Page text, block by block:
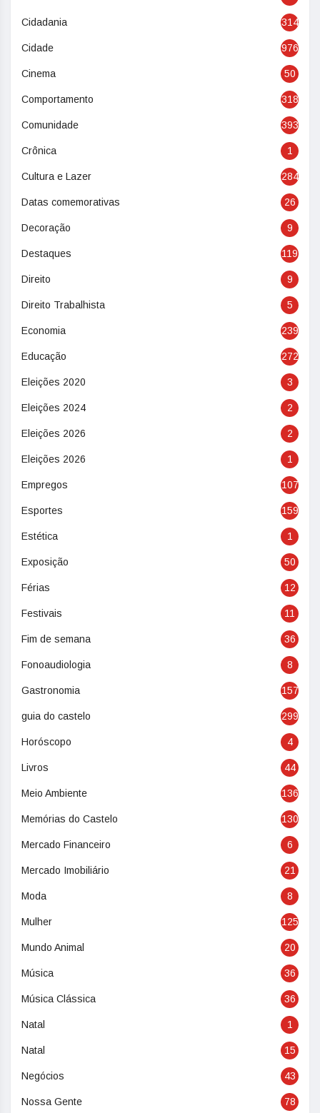
Cidadania 314
Cidade 976
Cinema 50
Comportamento 318
Comunidade 393
Crônica 1
Cultura e Lazer 284
Datas comemorativas 26
Decoração 9
Destaques 119
Direito 9
Direito Trabalhista 5
Economia 239
Educação 272
Eleições 2020 3
Eleições 2024 2
Eleições 2026 2
Eleições 2026 1
Empregos 107
Esportes 159
Estética 1
Exposição 50
Férias 12
Festivais 11
Fim de semana 36
Fonoaudiologia 8
Gastronomia 157
guia do castelo 299
Horóscopo 4
Livros 44
Meio Ambiente 136
Memórias do Castelo 130
Mercado Financeiro 6
Mercado Imobiliário 21
Moda 8
Mulher 125
Mundo Animal 20
Música 36
Música Clássica 36
Natal 1
Natal 15
Negócios 43
Nossa Gente 78